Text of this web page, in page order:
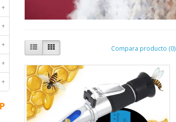
+
+
+
+
+
Compara producto (0)